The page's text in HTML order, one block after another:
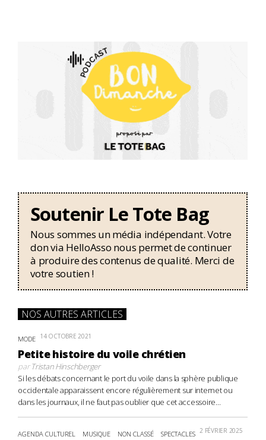
Soutenir Le Tote Bag
Nous sommes un média indépendant. Votre
don via HelloAsso nous permet de continuer
à produire des contenus de qualité. Merci de
votre soutien !
NOS AUTRES ARTICLES
MODE 14 OCTOBRE 2021
Petite histoire du voile chrétien
parTristan Hinschberger
Si les débats concernant le port du voile dans la sphère publique
occidentale apparaissent encore régulièrement sur internet ou
dans les journaux, il ne faut pas oublier que cet accessoire...
AGENDA CULTUREL MUSIQUE NON CLASSÉ SPECTACLES 2 FÉVRIER 2025